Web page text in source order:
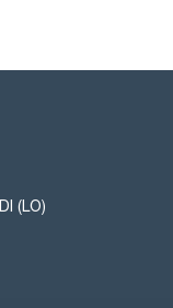
(LO)